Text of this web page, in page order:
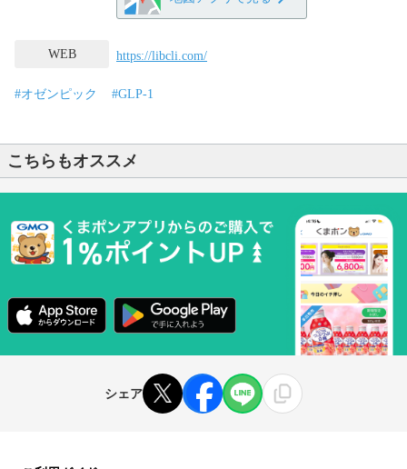
WEB https://libcli.com/
#オゼンピック #GLP-1
こちらもオススメ
シェア